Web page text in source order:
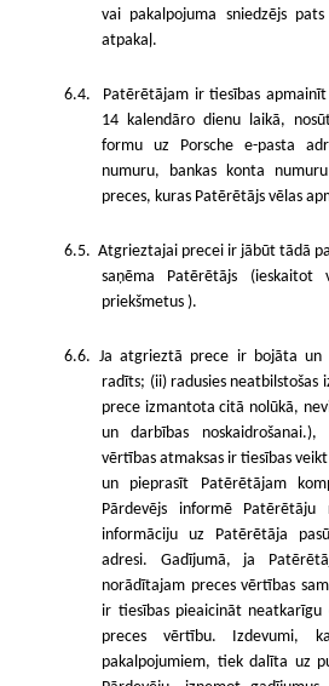
vai pakalpojuma sniedzējs
atpakaļ.
6.4.
Patērētājam ir tiesības
14 kalendāro dienu laikā,
formu uz Porsche e-pasta
numuru, bankas konta
preces, kuras Patērētājs vēlas
6.5. Atgrieztajai precei ir jābūt tādā
saņēma Patērētājs (ieskaitot
priekšmetus ).
6.6. Ja atgrieztā prece ir bojāta un
radīts; (ii) radusies neatbilstošas
prece izmantota citā nolūkā,
un darbības
vērtības atmaksas ir tiesības
un pieprasīt Patērētājam
Pārdevējs informē Patērētāju
informāciju uz Patērētāja
adresi. Gadījumā, ja
norādītajam preces vērtības
ir tiesības pieaicināt
preces vērtību. Izdevumi,
pakalpojumiem, tiek dalīta uz